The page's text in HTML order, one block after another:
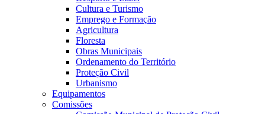
Cultura e Turismo
Emprego e Formação
Agricultura
Floresta
Obras Municipais
Ordenamento do Território
Proteção Civil
Urbanismo
Equipamentos
Comissões